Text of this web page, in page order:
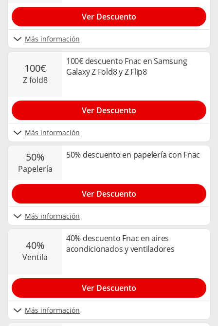
Más información
Ver Descuento
100€
z fold8
100€ descuento Fnac en Samsung
Galaxy Z Fold8 y Z Flip8
Más información
Ver Descuento
50%
papelería
50% descuento en papelería con Fnac
Más información
Ver Descuento
40%
ventila
40% descuento Fnac en aires
acondicionados y ventiladores
Más información
Ver Descuento